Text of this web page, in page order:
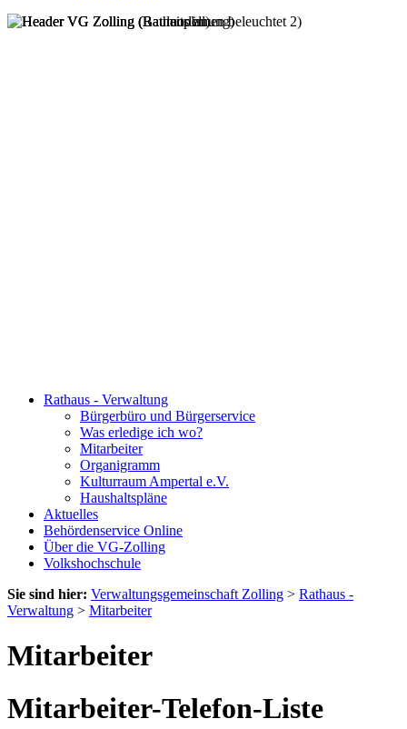
Rathaus - Verwaltung
Bürgerbüro und Bürgerservice
Was erledige ich wo?
Mitarbeiter
Organigramm
Kulturraum Ampertal e.V.
Haushaltspläne
Aktuelles
Behördenservice Online
Über die VG-Zolling
Volkshochschule
Sie sind hier: Verwaltungsgemeinschaft Zolling > Rathaus -
Verwaltung > Mitarbeiter
Mitarbeiter
Mitarbeiter-Telefon-Liste